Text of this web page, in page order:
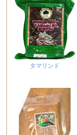
タマリンド